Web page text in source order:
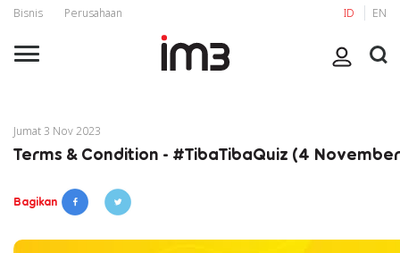
Bisnis Perusahaan ID EN
Jumat 3 Nov 2023
Terms & Condition - #TibaTibaQuiz (4
Bagikan